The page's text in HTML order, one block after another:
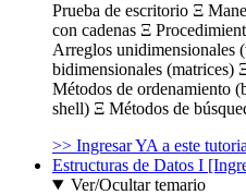
Prueba de escritorio Ξ
con cadenas Ξ
Arreglos unidimensionales
bidimensionales (matrices)
Métodos de ordenamiento
shell) Ξ Métodos de
>> Ingresar YA a este
Estructuras de Datos I
Ver/Ocultar temario